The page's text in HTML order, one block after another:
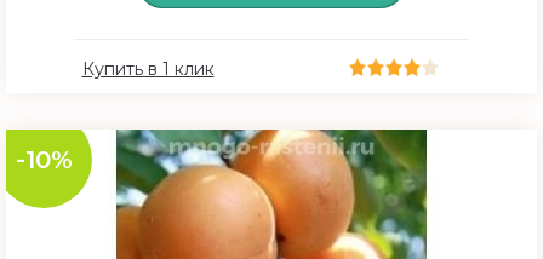
Купить в 1 клик
-10%